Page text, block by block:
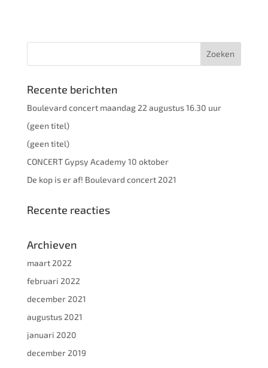
Recente berichten
Boulevard concert maandag 22 augustus 16.30 uur
(geen titel)
(geen titel)
CONCERT Gypsy Academy 10 oktober
De kop is er af! Boulevard concert 2021
Recente reacties
Archieven
maart 2022
februari 2022
december 2021
augustus 2021
januari 2020
december 2019